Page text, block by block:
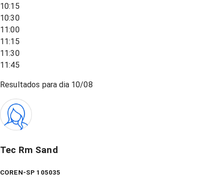
10:15
10:30
11:00
11:15
11:30
11:45
Resultados para dia 10/08
Tec Rm Sand
COREN-SP 105035